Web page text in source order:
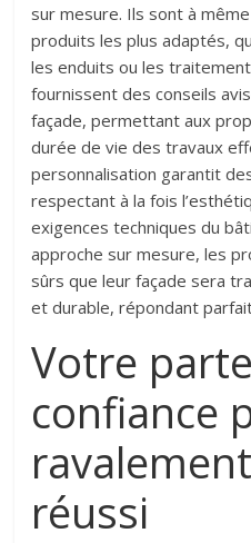
sur mesure. Ils sont à
produits les plus adaptés,
les enduits ou les
fournissent des conseils
façade, permettant aux
durée de vie des travaux
personnalisation garantit
respectant à la fois
exigences techniques du
approche sur mesure, les
sûrs que leur façade sera
et durable, répondant
Votre
confiance
réussi